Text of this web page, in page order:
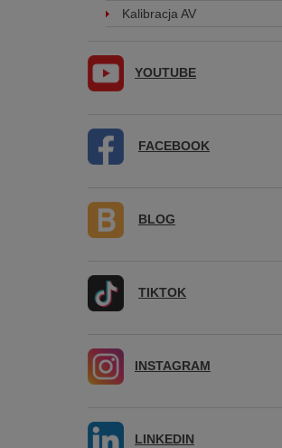
Kalibracja AV
YOUTUBE
FACEBOOK
BLOG
TIKTOK
INSTAGRAM
LINKEDIN